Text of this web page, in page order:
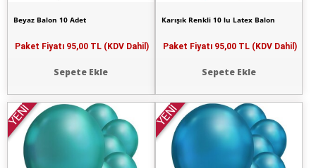
Beyaz Balon 10 Adet
Paket Fiyatı 95,00 TL (KDV Dahil)
Sepete Ekle
Karışık Renkli 10 lu Latex Balon
Paket Fiyatı 95,00 TL (KDV Dahil)
Sepete Ekle
YENİ YENİ